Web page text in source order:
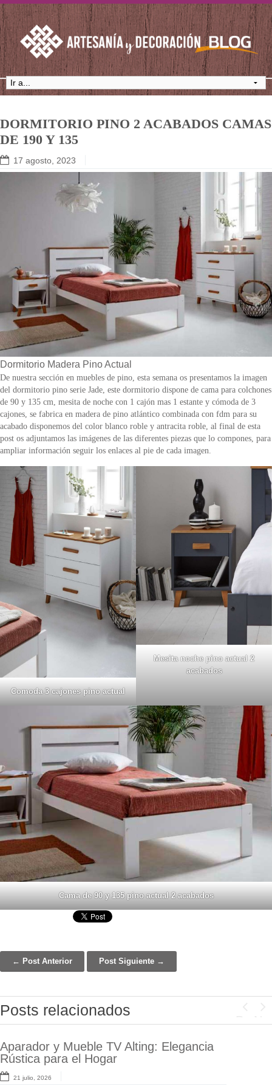
DORMITORIO PINO 2 ACABADOS CAMAS
DE 190 Y 135
17 agosto, 2023
Dormitorio Madera Pino Actual
De nuestra sección en muebles de pino, esta semana os presentamos la imagen
del dormitorio pino serie Jade, este dormitorio dispone de cama para colchones
de 90 y 135 cm, mesita de noche con 1 cajón mas 1 estante y cómoda de 3
cajones, se fabrica en madera de pino atlántico combinada con fdm para su
acabado disponemos del color blanco roble y antracita roble, al final de esta
post os adjuntamos las imágenes de las diferentes piezas que lo compones, para
ampliar información seguir los enlaces al pie de cada imagen.
Comoda 3 cajones pino actual
Mesita noche pino actual 2
acabados
Cama de 90 y 135 pino actual 2 acabados
Post navigation
← Post Anterior Post Siguiente →
Posts relacionados
Aparador y Mueble TV Alting: Elegancia
Rústica para el Hogar
21 julio, 2026
Lámpara Ventilador Arcod Ø50 cm |
Diseño Actual y Confort Térmico
7 julio, 2026